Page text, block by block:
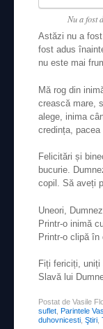
Nu a fost
Astăzi nu a
fost adus
nu este mai
Mă rog din
crească mare,
alege, inima
credința,
Felicitări și
bucurie.
copil. Să aveți
Uneori,
Printr-o inimă
Printr-o clipă în
Fiți fericiți,
Slavă lui
Postat de Vasile
suflet Parintele
duhovnicesti Ştiri